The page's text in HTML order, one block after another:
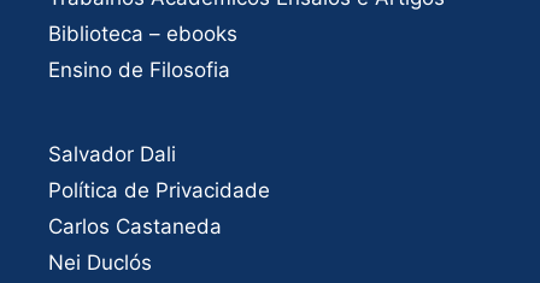
Biblioteca – ebooks
Ensino de Filosofia
Salvador Dali
Política de Privacidade
Carlos Castaneda
Nei Duclós